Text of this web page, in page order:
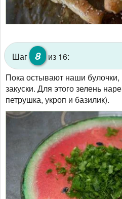
Шаг 8
из 16:
Пока остывают наши булочки,
закуски. Для этого зелень
петрушка, укроп и базилик).